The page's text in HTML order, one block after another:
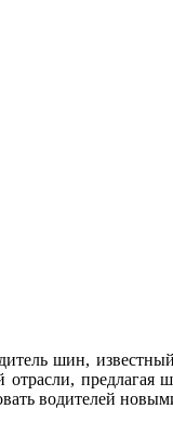
шин,
предлагая
водителей